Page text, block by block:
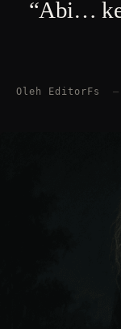
“Abi…
Oleh EditorFs —